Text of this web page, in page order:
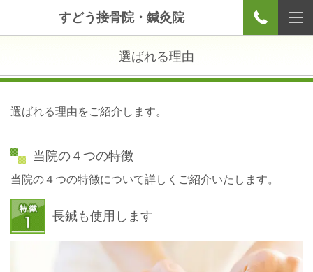
すどう接骨院・鍼灸院
選ばれる理由
選ばれる理由をご紹介します。
当院の４つの特徴
当院の４つの特徴について詳しくご紹介いたします。
長鍼も使用します